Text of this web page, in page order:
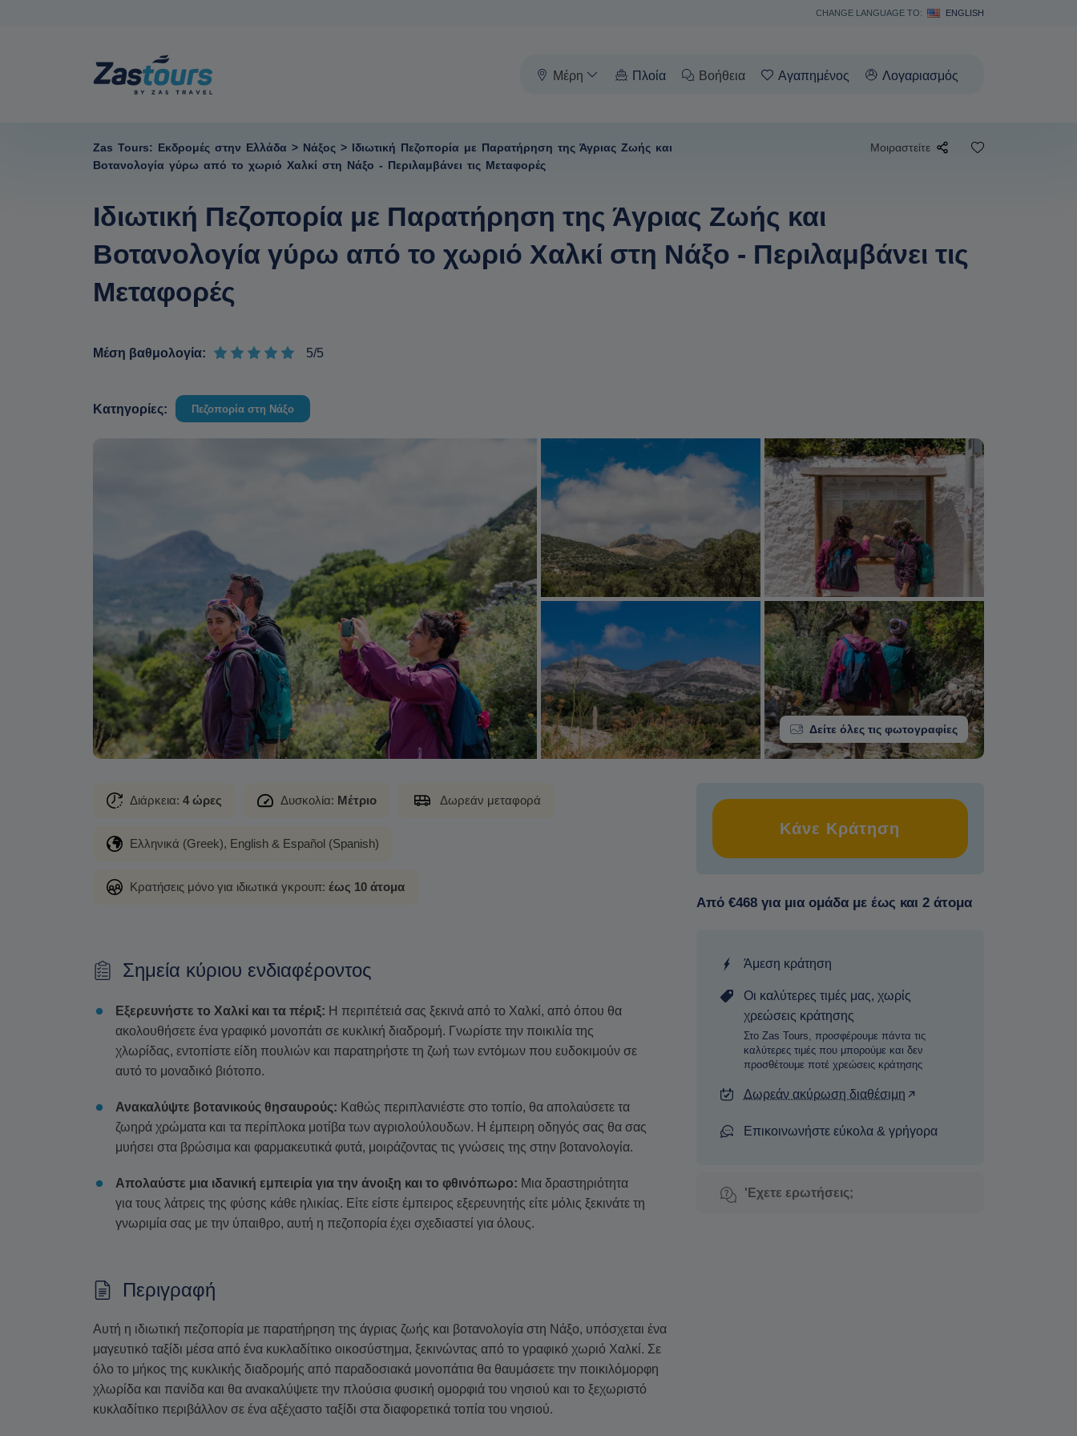
CHANGE LANGUAGE TO: ENGLISH
Μέρη Πλοία Βοήθεια Αγαπημένος Λογαριασμός
Zas Tours: Εκδρομές στην Ελλάδα > Νάξος > Ιδιωτική Πεζοπορία με Παρατήρηση της Άγριας Ζωής και
Βοτανολογία γύρω από το χωριό Χαλκί στη Νάξο - Περιλαμβάνει τις Μεταφορές
Μοιραστείτε
Ιδιωτική Πεζοπορία με Παρατήρηση της Άγριας Ζωής και
Βοτανολογία γύρω από το χωριό Χαλκί στη Νάξο - Περιλαμβάνει τις
Μεταφορές
Μέση βαθμολογία: 5/5
Κατηγορίες: Πεζοπορία στη Νάξο
Δείτε όλες τις φωτογραφίες
Διάρκεια: 4 ώρες Δυσκολία: Μέτριο Δωρεάν μεταφορά
Ελληνικά (Greek), English & Español (Spanish)
Κρατήσεις μόνο για ιδιωτικά γκρουπ: έως 10 άτομα
Σημεία κύριου ενδιαφέροντος
Εξερευνήστε το Χαλκί και τα πέριξ: Η περιπέτειά σας ξεκινά από το Χαλκί, από όπου θα
ακολουθήσετε ένα γραφικό μονοπάτι σε κυκλική διαδρομή. Γνωρίστε την ποικιλία της
χλωρίδας, εντοπίστε είδη πουλιών και παρατηρήστε τη ζωή των εντόμων που ευδοκιμούν σε
αυτό το μοναδικό βιότοπο.
Ανακαλύψτε βοτανικούς θησαυρούς: Καθώς περιπλανιέστε στο τοπίο, θα απολαύσετε τα
ζωηρά χρώματα και τα περίπλοκα μοτίβα των αγριολούλουδων. Η έμπειρη οδηγός σας θα σας
μυήσει στα βρώσιμα και φαρμακευτικά φυτά, μοιράζοντας τις γνώσεις της στην βοτανολογία.
Απολαύστε μια ιδανική εμπειρία για την άνοιξη και το φθινόπωρο: Μια δραστηριότητα
για τους λάτρεις της φύσης κάθε ηλικίας. Είτε είστε έμπειρος εξερευνητής είτε μόλις ξεκινάτε τη
γνωριμία σας με την ύπαιθρο, αυτή η πεζοπορία έχει σχεδιαστεί για όλους.
Περιγραφή
Αυτή η ιδιωτική πεζοπορία με παρατήρηση της άγριας ζωής και βοτανολογία στη Νάξο, υπόσχεται ένα
μαγευτικό ταξίδι μέσα από ένα κυκλαδίτικο οικοσύστημα, ξεκινώντας από το γραφικό χωριό Χαλκί. Σε
όλο το μήκος της κυκλικής διαδρομής από παραδοσιακά μονοπάτια θα θαυμάσετε την ποικιλόμορφη
χλωρίδα και πανίδα και θα ανακαλύψετε την πλούσια φυσική ομορφιά του νησιού και το ξεχωριστό
κυκλαδίτικο περιβάλλον σε ένα αξέχαστο ταξίδι στα διαφορετικά τοπία του νησιού.
Κάνε Κράτηση
Από €468 για μια ομάδα με έως και 2 άτομα
Άμεση κράτηση
Οι καλύτερες τιμές μας, χωρίς
χρεώσεις κράτησης
Στο Zas Tours, προσφέρουμε πάντα τις
καλύτερες τιμές που μπορούμε και δεν
προσθέτουμε ποτέ χρεώσεις κράτησης
Δωρεάν ακύρωση διαθέσιμη
Επικοινωνήστε εύκολα & γρήγορα
'Εχετε ερωτήσεις;